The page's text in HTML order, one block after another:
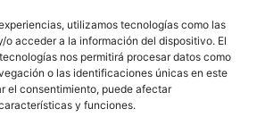
utilizamos tecnologías como las
o acceder a la información del dispositivo. El
nos permitirá procesar datos como
o las identificaciones únicas en este
el consentimiento, puede afectar
y funciones.